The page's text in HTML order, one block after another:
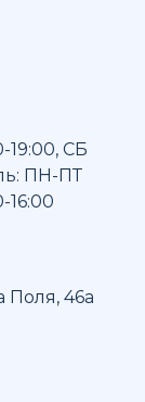
19:00, СБ
ПН-ПТ
16:00
Поля, 46а